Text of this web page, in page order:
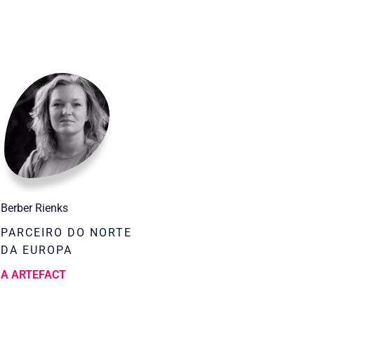
Berber Rienks
PARCEIRO DO NORTE
DA EUROPA
A ARTEFACT